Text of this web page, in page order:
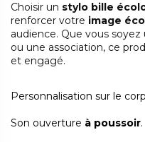
Choisir un stylo bille
renforcer votre image
audience. Que vous
ou une association, ce
et engagé.
Personnalisation sur le
Son ouverture à poussoir.